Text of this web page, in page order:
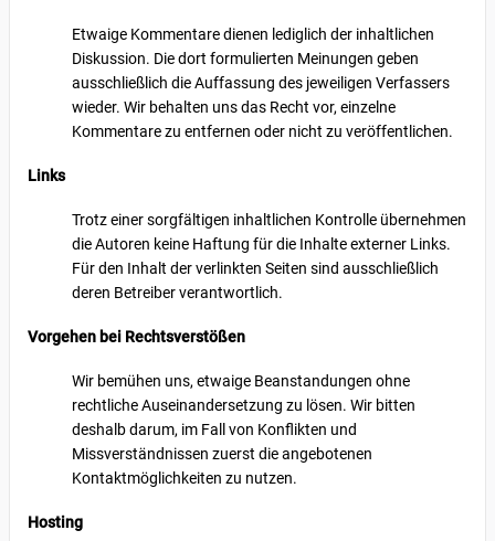
Etwaige Kommentare dienen lediglich der inhaltlichen
Diskussion. Die dort formulierten Meinungen geben
ausschließlich die Auffassung des jeweiligen Verfassers
wieder. Wir behalten uns das Recht vor, einzelne
Kommentare zu entfernen oder nicht zu veröffentlichen.
Links
Trotz einer sorgfältigen inhaltlichen Kontrolle übernehmen
die Autoren keine Haftung für die Inhalte externer Links.
Für den Inhalt der verlinkten Seiten sind ausschließlich
deren Betreiber verantwortlich.
Vorgehen bei Rechtsverstößen
Wir bemühen uns, etwaige Beanstandungen ohne
rechtliche Auseinandersetzung zu lösen. Wir bitten
deshalb darum, im Fall von Konflikten und
Missverständnissen zuerst die angebotenen
Kontaktmöglichkeiten zu nutzen.
Hosting